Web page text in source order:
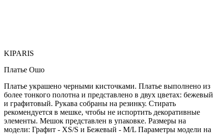
KIPARIS
Платье Ошо
Платье украшено черными кисточками. Платье выполнено из
более тонкого полотна и представлено в двух цветах: бежевый
и графитовый. Рукава собраны на резинку. Стирать
рекомендуется в мешке, чтобы не испортить декоративные
элементы. Мешок представлен в упаковке. Размеры на
модели: Графит - XS/S и Бежевый - M/L Параметры модели на